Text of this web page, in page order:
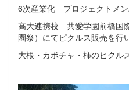
6次産業化 プロジェクトメ
高大連携校 共愛学園前橋国
園祭）にてピクルス販売を行
大根・カボチャ・柿のピクル